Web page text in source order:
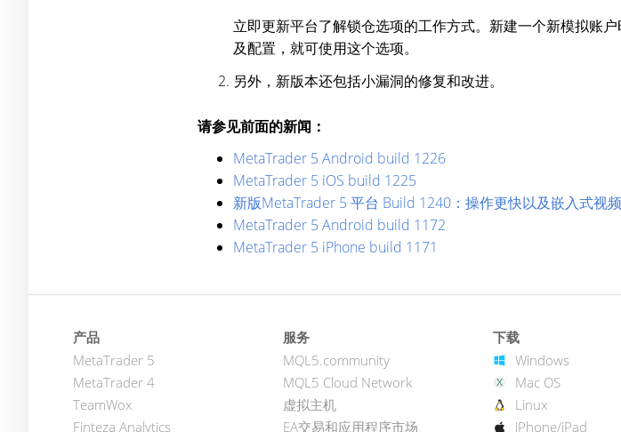
立即更新平台了解锁仓选项的工作方式。新建一个新模拟账
及配置，就可使用这个选项。
另外，新版本还包括小漏洞的修复和改进。
请参见前面的新闻：
MetaTrader 5 Android build 1226
MetaTrader 5 iOS build 1225
新版MetaTrader 5 平台 Build 1240：操作更快以及嵌入式视频
MetaTrader 5 Android build 1172
MetaTrader 5 iPhone build 1171
产品
MetaTrader 5
MetaTrader 4
TeamWox
Finteza Analytics
服务
MQL5.community
MQL5 Cloud Network
虚拟主机
EA交易和应用程序市场
下载
Windows
Mac OS
Linux
iPhone/iPad